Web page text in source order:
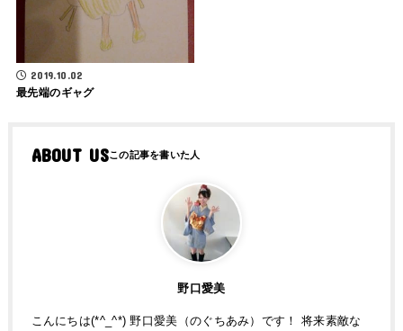
2019.10.02
最先端のギャグ
ABOUT US
野口愛美
こんにちは(*^_^*) 野口愛美（のぐちあみ）です！ 将来素敵な